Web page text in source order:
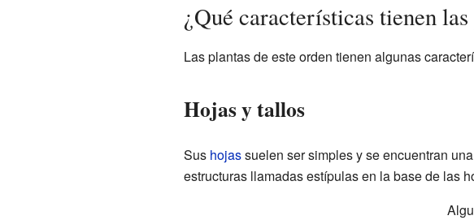
¿Qué características tienen
Las plantas de este orden tienen algunas
Hojas y tallos
Sus hojassuelen ser simples y se encuentran
estructuras llamadas estípulas en la base de las